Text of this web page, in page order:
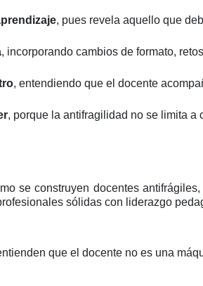
, pues revela aquello que
, incorporando cambios de formato,
, entendiendo que el docente
, porque la antifragilidad no se limita
se construyen docentes
sólidas con liderazgo
que el docente no es una